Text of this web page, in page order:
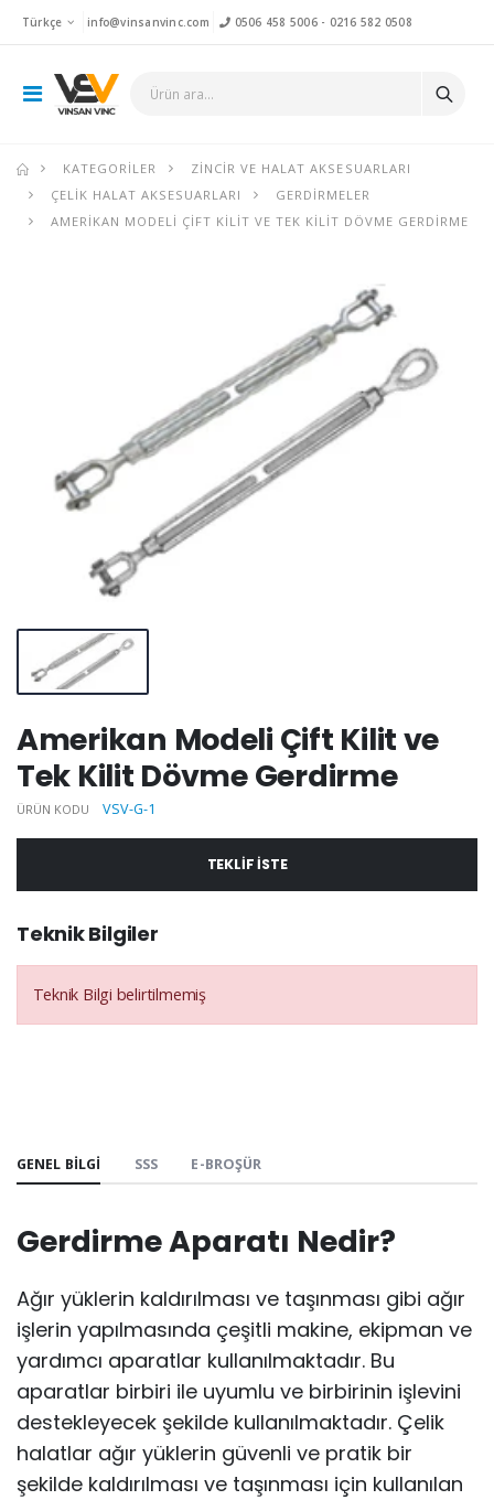
Türkçe info@vinsanvinc.com 0506 458 5006- 0216 582 0508
KATEGORILER
ZINCIR VE HALAT AKSESUARLARI
ÇELIK HALAT AKSESUARLARI
GERDIRMELER
AMERIKAN MODELI ÇIFT KILIT VE TEK KILIT DÖVME GERDIRME
Amerikan Modeli Çift Kilit ve
Tek Kilit Dövme Gerdirme
ÜRÜN KODU VSV-G-1
TEKLIF ISTE
Teknik Bilgiler
Teknik Bilgi belirtilmemiş
GENEL BILGI SSS E-BROŞÜR
Gerdirme Aparatı Nedir?
Ağır yüklerin kaldırılması ve taşınması gibi ağır
işlerin yapılmasında çeşitli makine, ekipman ve
yardımcı aparatlar kullanılmaktadır. Bu
aparatlar birbiri ile uyumlu ve birbirinin işlevini
destekleyecek şekilde kullanılmaktadır. Çelik
halatlar ağır yüklerin güvenli ve pratik bir
şekilde kaldırılması ve taşınması için kullanılan